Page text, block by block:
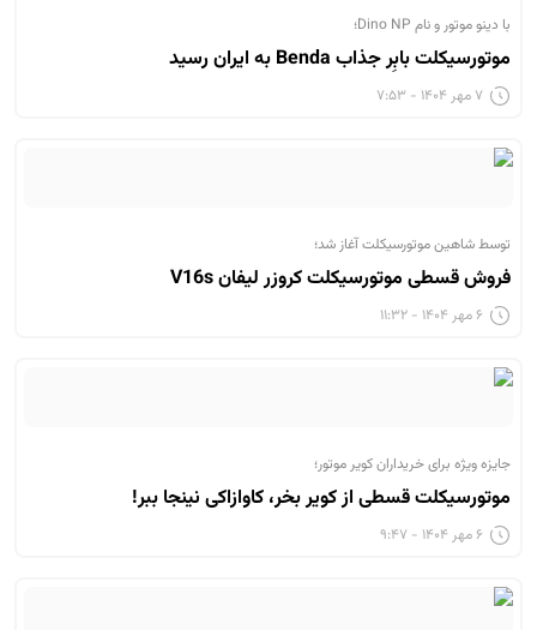
با دینو موتور و نام Dino NP؛
موتورسیکلت بابِر جذاب Benda به ایران رسید
۷ مهر ۱۴۰۴ - ۷:۵۳
توسط شاهین موتورسیکلت آغاز شد؛
فروش قسطی موتورسیکلت کروزر لیفان V16s
۶ مهر ۱۴۰۴ - ۱۱:۳۲
جایزه ویژه برای خریداران کویر موتور؛
موتورسیکلت قسطی از کویر بخر، کاوازاکی نینجا ببر!
۶ مهر ۱۴۰۴ - ۹:۴۷